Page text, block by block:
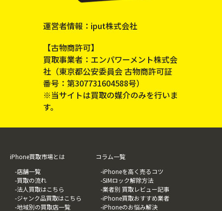
iPhone買取市場とは
-店舗一覧
-買取の流れ
-法人買取はこちら
-ジャンク品買取はこちら
-地域別の買取店一覧
コラム一覧
-iPhoneを高く売るコツ
-SIMロック解除方法
-業者別 買取レビュー記事
-iPhone買取おすすめ業者
-iPhoneのお悩み解決
運営者情報：iput株式会社
【古物商許可】
買取事業者：エンパワーメント株式会
社（東京都公安委員会 古物商許可証
番号：第307731604588号）
※当サイトは買取の媒介のみを行いま
す。